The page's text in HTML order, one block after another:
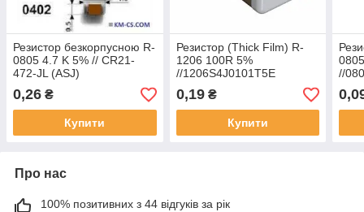
Резистор безкорпусною R-
0805 4.7 K 5% // CR21-
472-JL (ASJ)
0,26 ₴
Купити
Резистор (Thick Film) R-
1206 100R 5%
//1206S4J0101T5E
(RoyalOhm)
0,19₴
Купити
//
Про нас
100% позитивних з 44 відгуків за рік